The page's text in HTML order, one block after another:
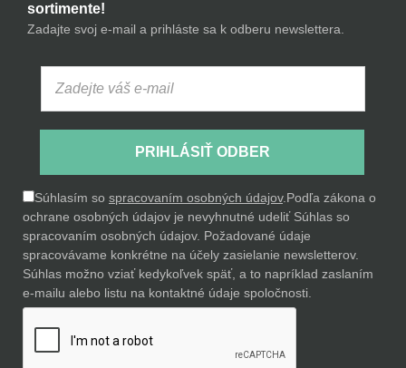
sortimente!
Zadajte svoj e-mail a prihláste sa k odberu newslettera.
PRIHLÁSIŤ ODBER
Súhlasím so spracovaním osobných údajov.Podľa zákona o
ochrane osobných údajov je nevyhnutné udeliť Súhlas so
spracovaním osobných údajov. Požadované údaje
spracovávame konkrétne na účely zasielanie newsletterov.
Súhlas možno vziať kedykoľvek späť, a to napríklad zaslaním
e-mailu alebo listu na kontaktné údaje spoločnosti.